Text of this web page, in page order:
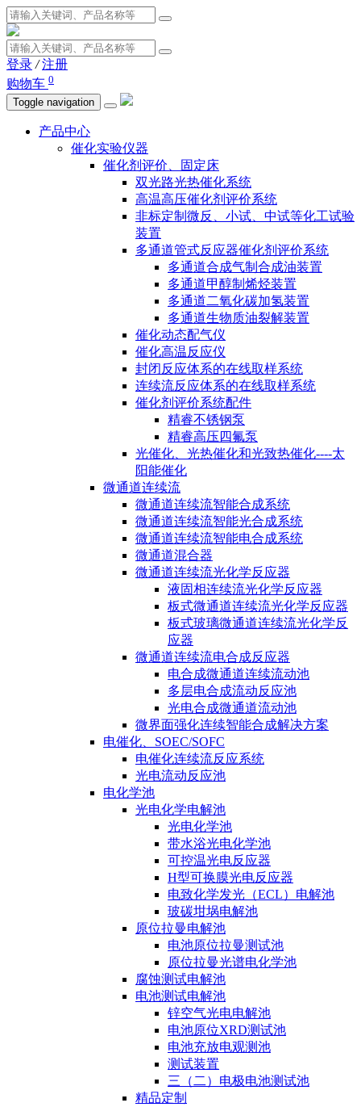
登录 / 注册
购物车 0
Toggle navigation
产品中心
催化实验仪器
催化剂评价、固定床
双光路光热催化系统
高温高压催化剂评价系统
非标定制微反、小试、中试等化工试验
装置
多通道管式反应器催化剂评价系统
多通道合成气制合成油装置
多通道甲醇制烯烃装置
多通道二氧化碳加氢装置
多通道生物质油裂解装置
催化动态配气仪
催化高温反应仪
封闭反应体系的在线取样系统
连续流反应体系的在线取样系统
催化剂评价系统配件
精睿不锈钢泵
精睿高压四氟泵
光催化、光热催化和光致热催化----太
阳能催化
微通道连续流
微通道连续流智能合成系统
微通道连续流智能光合成系统
微通道连续流智能电合成系统
微通道混合器
微通道连续流光化学反应器
液固相连续流光化学反应器
板式微通道连续流光化学反应器
板式玻璃微通道连续流光化学反
应器
微通道连续流电合成反应器
电合成微通道连续流动池
多层电合成流动反应池
光电合成微通道流动池
微界面强化连续智能合成解决方案
电催化、SOEC/SOFC
电催化连续流反应系统
光电流动反应池
电化学池
光电化学电解池
光电化学池
带水浴光电化学池
可控温光电反应器
H型可换膜光电反应器
电致化学发光（ECL）电解池
玻碳坩埚电解池
原位拉曼电解池
电池原位拉曼测试池
原位拉曼光谱电化学池
腐蚀测试电解池
电池测试电解池
锌空气光电电解池
电池原位XRD测试池
电池充放电观测池
测试装置
三（二）电极电池测试池
精品定制